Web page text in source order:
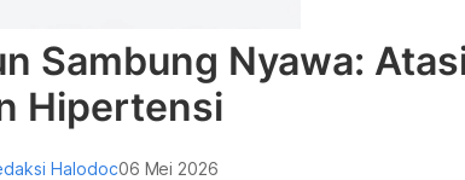
Sambung Nyawa:
Hipertensi
Halodoc06 Mei 2026